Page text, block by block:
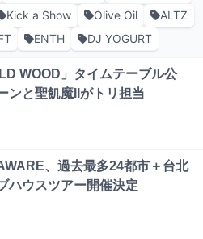
Kick a Show Olive Oil
ALTZ
ENTH DJ YOGURT
WOOD」タイムテーブル公
ンと聖飢魔IIがトリ担当
、過去最多24都市＋台北
ハウスツアー開催決定